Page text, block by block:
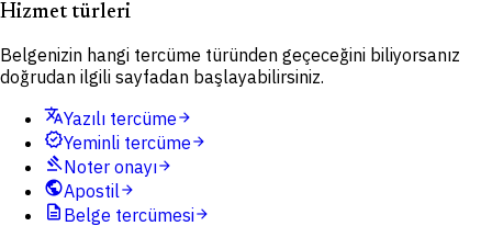
Hizmet türleri
Belgenizin hangi tercüme türünden geçeceğini biliyorsanız
doğrudan ilgili sayfadan başlayabilirsiniz.
translateYazılı tercümearrow_forward
verifiedYeminli tercümearrow_forward
gavelNoter onayıarrow_forward
publicApostilarrow_forward
description Belge tercümesiarrow_forward